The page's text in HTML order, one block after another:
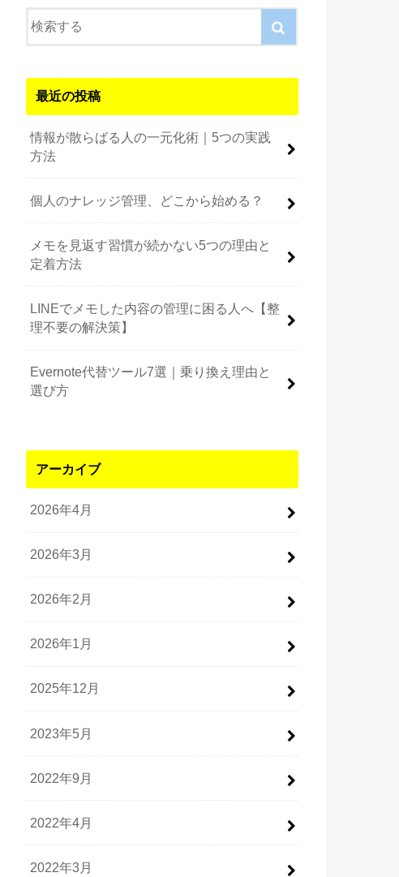
最近の投稿
情報が散らばる人の一元化術｜5つの実践
方法
個人のナレッジ管理、どこから始める？
メモを見返す習慣が続かない5つの理由と
定着方法
LINEでメモした内容の管理に困る人へ【整
理不要の解決策】
Evernote代替ツール7選｜乗り換え理由と
選び方
アーカイブ
2026年4月
2026年3月
2026年2月
2026年1月
2025年12月
2023年5月
2022年9月
2022年4月
2022年3月